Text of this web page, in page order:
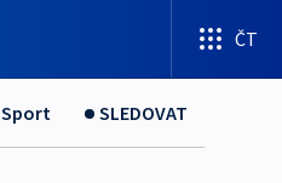
ČT
Sport SLEDOVAT